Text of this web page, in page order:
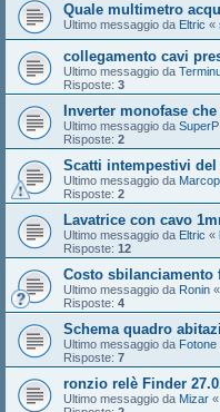
Quale multimetro
Ultimo messaggio da Eltric «
collegamento cavi
Ultimo messaggio da
Risposte: 3
Inverter monofase
Ultimo messaggio da SuperP
Risposte: 2
Scatti intempestivi
Ultimo messaggio da
Risposte: 2
Lavatrice con cavo
Ultimo messaggio da Eltric «
Risposte: 12
Costo sbilanciamento
Ultimo messaggio da Ronin «
Risposte: 4
Schema quadro
Ultimo messaggio da Fotone
Risposte: 7
ronzio relè Finder
Ultimo messaggio da Mizar «